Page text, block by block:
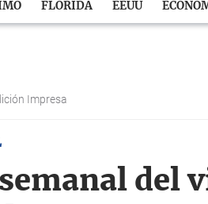
FLORIDA EEUU
Impresa
del